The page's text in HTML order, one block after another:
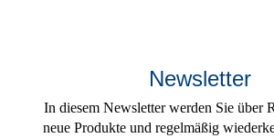
Newsletter
In diesem Newsletter werden Sie über
neue Produkte und regelmäßig